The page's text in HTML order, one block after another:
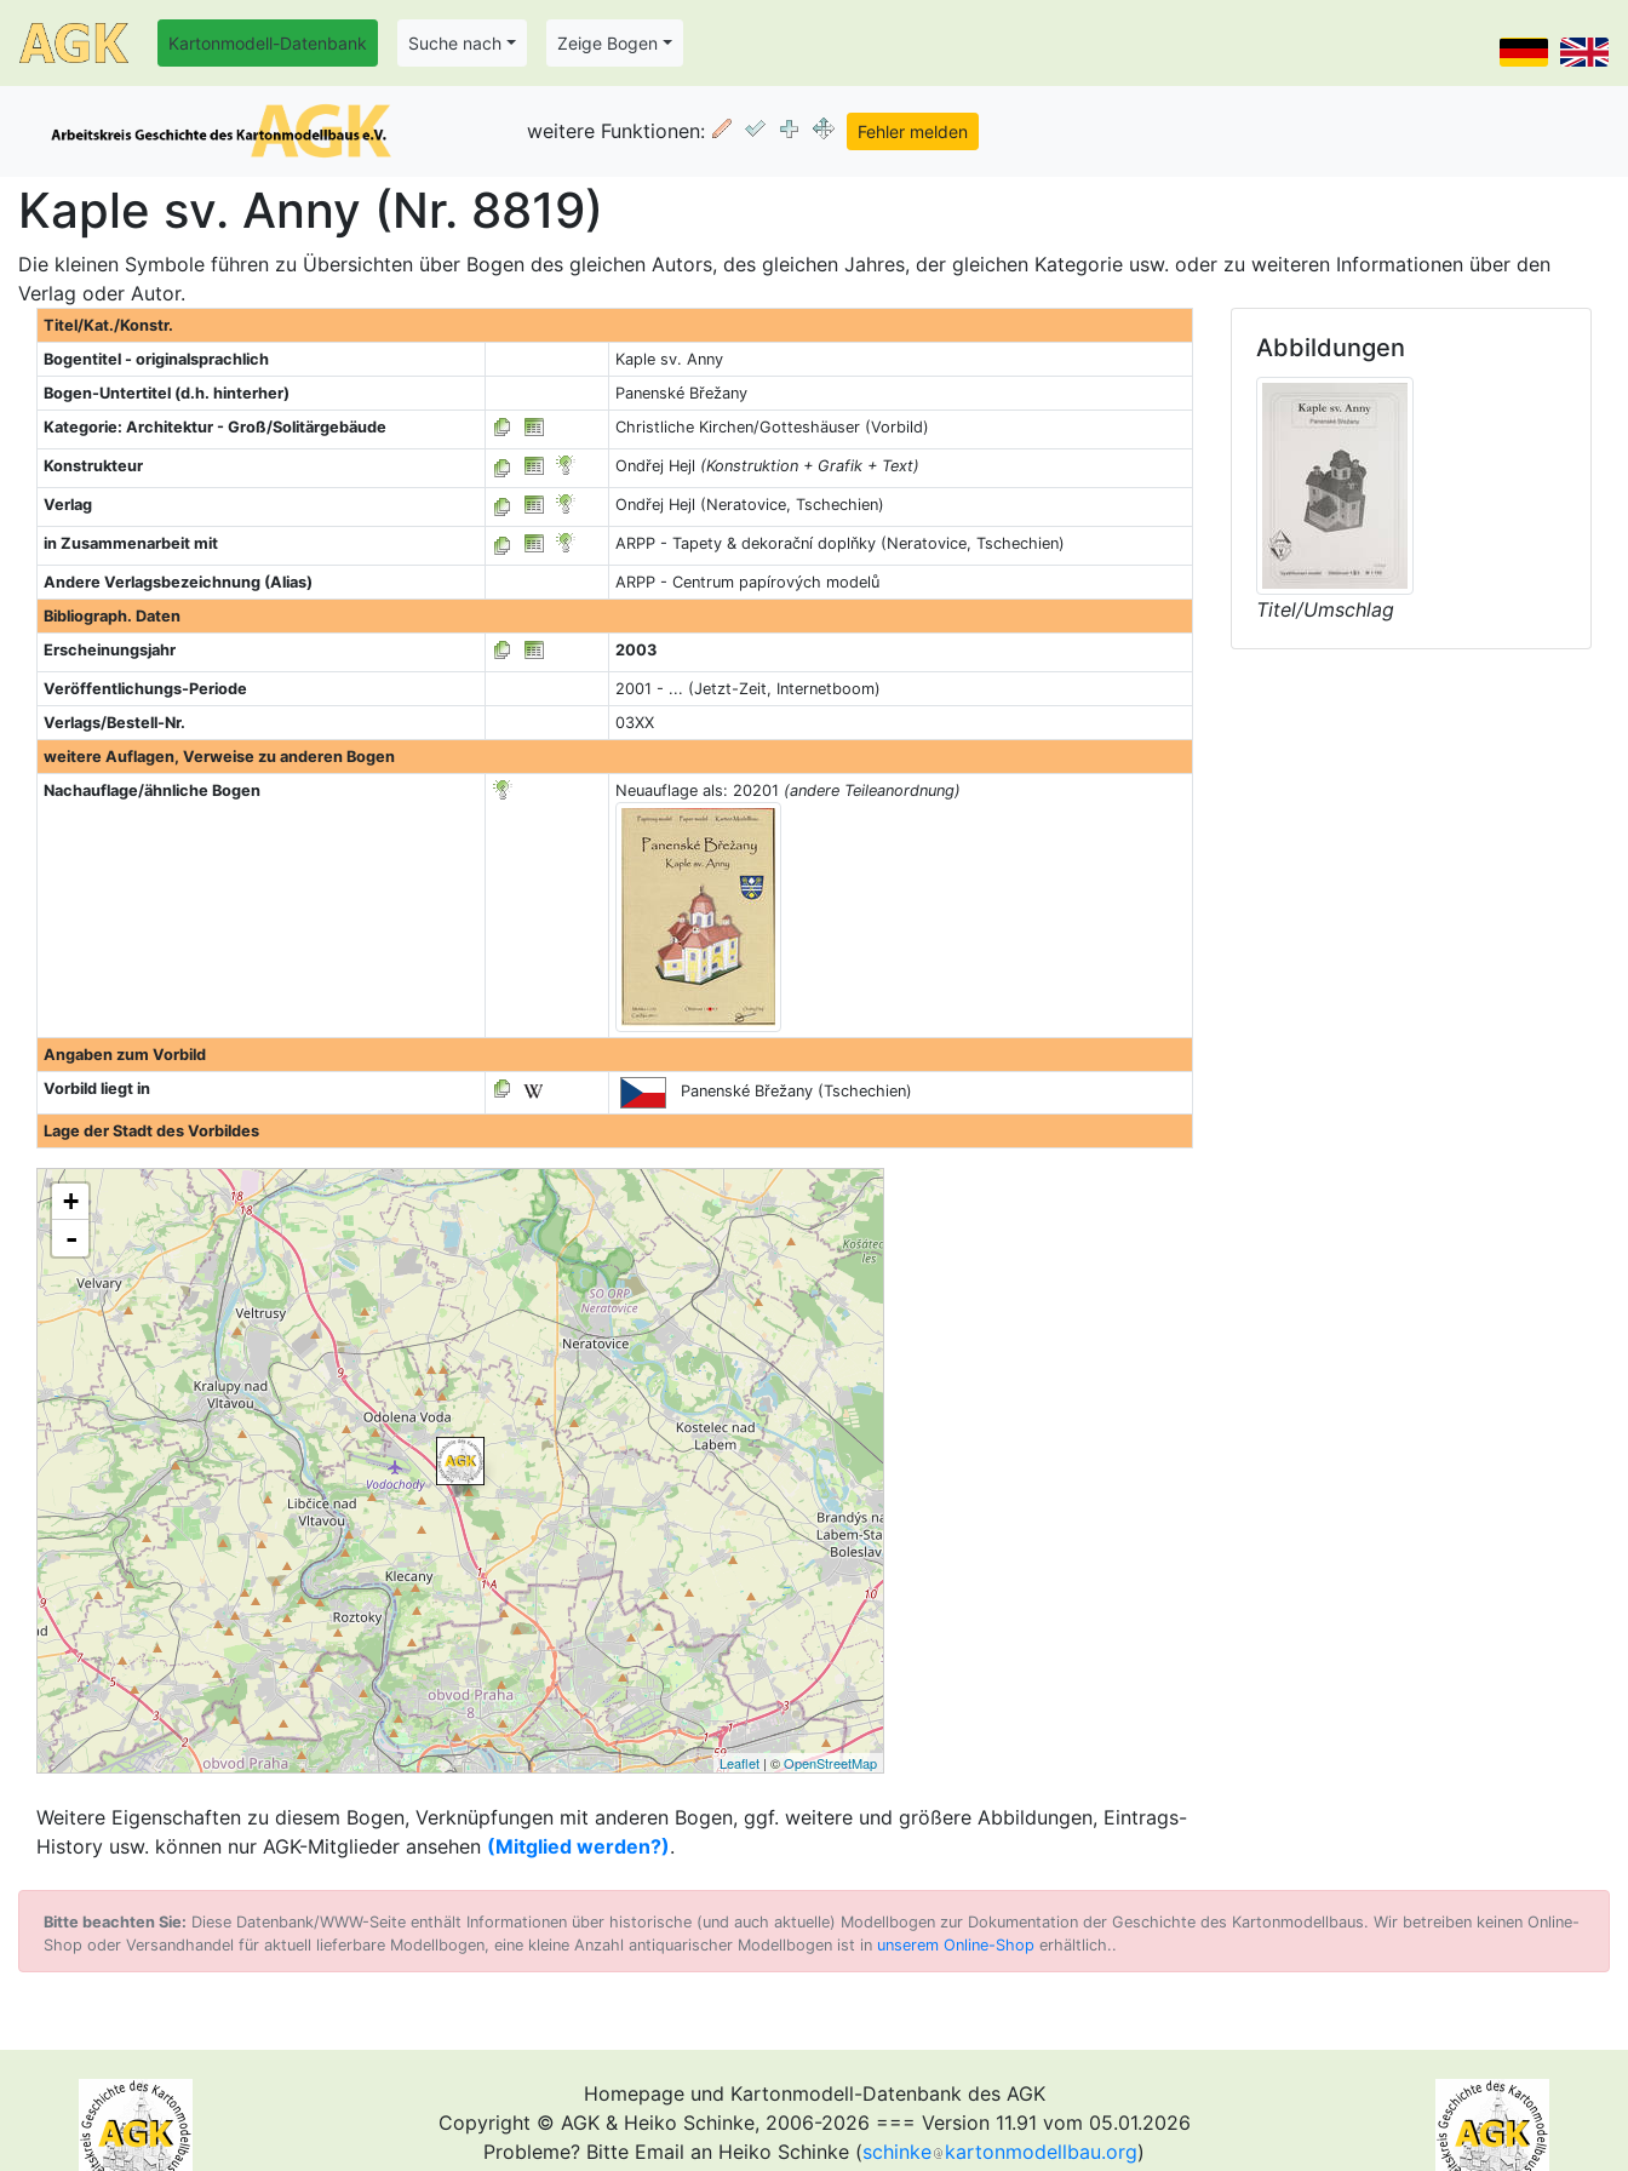
Kartonmodell-Datenbank Suche nach Zeige Bogen
weitere Funktionen:
Kaple sv. Anny (Nr. 8819)
Die kleinen Symbole führen zu Übersichten über Bogen des gleichen Autors, des gleichen Jahres, der gleichen Kategorie usw. oder zu weiteren Informationen über den
Verlag oder Autor.
Titel/Kat./Konstr.
Bogentitel - originalsprachlich
Kaple sv. Anny
Bogen-Untertitel (d.h. hinterher)
Panenské Břežany
Kategorie: Architektur - Groß/Solitärgebäude
Christliche Kirchen/Gotteshäuser (Vorbild)
Konstrukteur Ondřej Hejl (Konstruktion + Grafik + Text)
Verlag Ondřej Hejl (Neratovice, Tschechien)
in Zusammenarbeit mit ARPP - Tapety & dekorační doplňky (Neratovice, Tschechien)
Andere Verlagsbezeichnung (Alias)
ARPP - Centrum papírových modelů
Bibliograph. Daten
Erscheinungsjahr
2003
Veröffentlichungs-Periode
2001 - ... (Jetzt-Zeit, Internetboom)
Verlags/Bestell-Nr.
03XX
weitere Auflagen, Verweise zu anderen Bogen
Nachauflage/ähnliche Bogen
Neuauflage als: 20201 (andere Teileanordnung)
Angaben zum Vorbild
Vorbild liegt in
Panenské Břežany (Tschechien)
Lage der Stadt des Vorbildes
+
-
Leaflet | ©OpenStreetMap
Weitere Eigenschaften zu diesem Bogen, Verknüpfungen mit anderen Bogen, ggf. weitere und größere Abbildungen, Eintrags-
History usw. können nur AGK-Mitglieder ansehen (Mitglied werden?).
Abbildungen
Titel/Umschlag
Bitte beachten Sie: Diese Datenbank/WWW-Seite enthält Informationen über historische (und auch aktuelle) Modellbogen zur Dokumentation der Geschichte des Kartonmodellbaus. Wir betreiben keinen Online-
Shop oder Versandhandel für aktuell lieferbare Modellbogen, eine kleine Anzahl antiquarischer Modellbogen ist in unserem Online-Shop erhältlich..
Homepage und Kartonmodell-Datenbank des AGK
Copyright © AGK & Heiko Schinke, 2006-2026 === Version 11.91 vom 05.01.2026
Probleme? Bitte Email an Heiko Schinke (schinke kartonmodellbau.org)